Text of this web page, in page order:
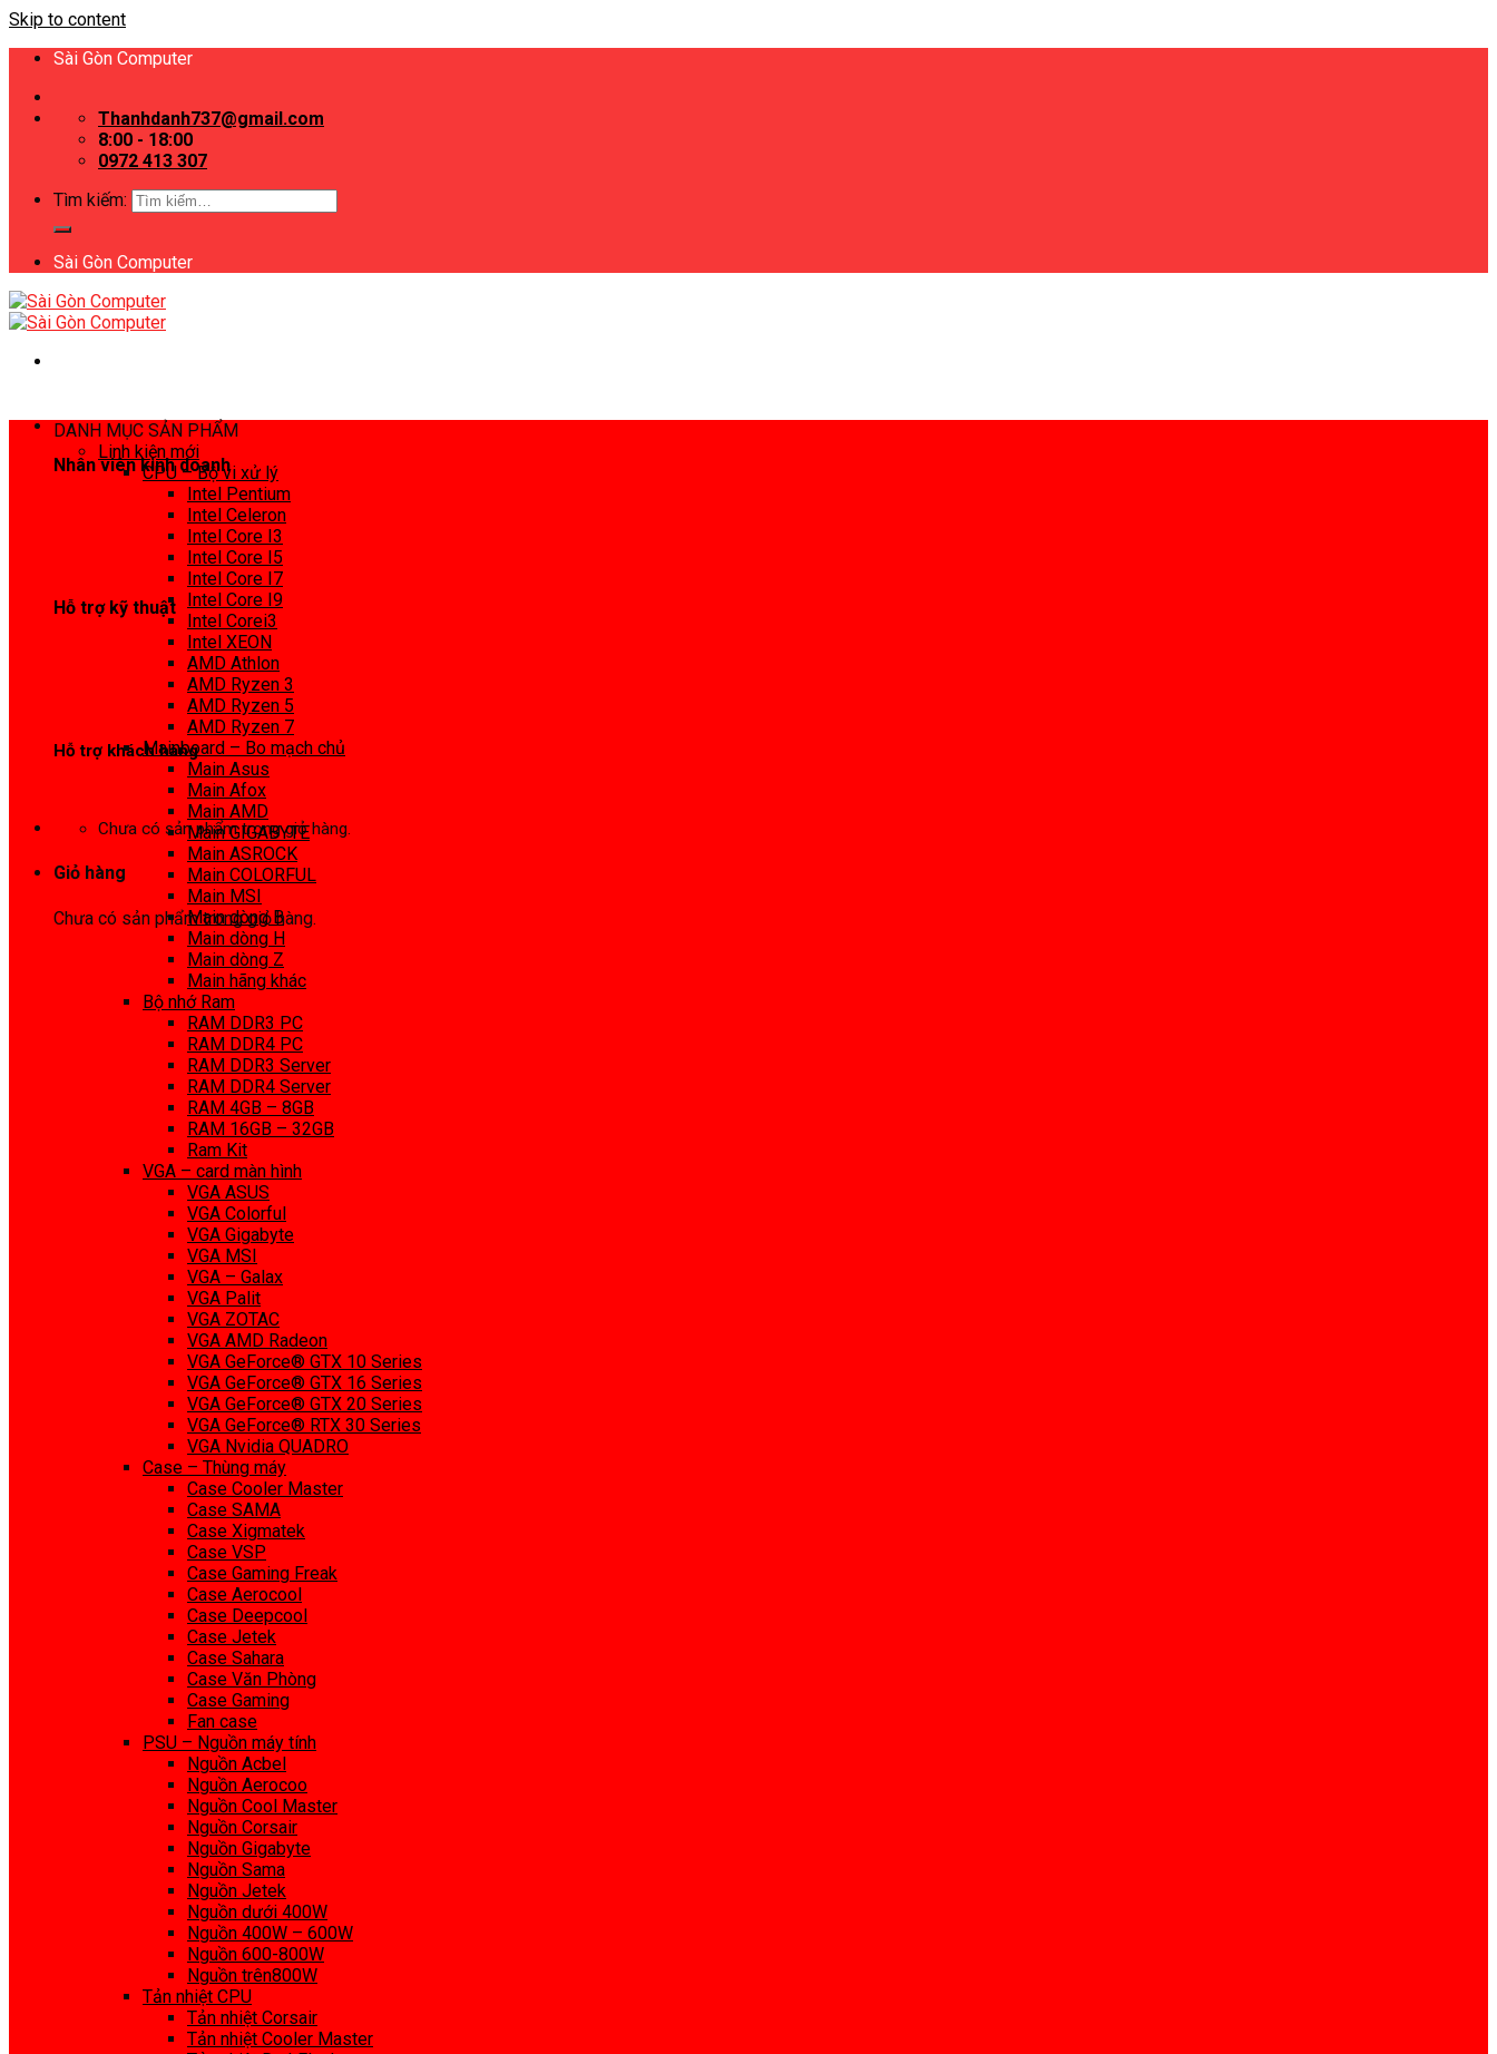
Skip to content
Sài Gòn Computer
Thanhdanh737@gmail.com
8:00 - 18:00
0972 413 307
Tìm kiếm:
Sài Gòn Computer
Nhân viên kinh doanh
Hỗ trợ kỹ thuật
Hỗ trợ khách hàng
Chưa có sản phẩm trong giỏ hàng.
Giỏ hàng
Chưa có sản phẩm trong giỏ hàng.
DANH MỤC SẢN PHẨM
Linh kiện mới
CPU – Bộ vi xử lý
Intel Pentium
Intel Celeron
Intel Core I3
Intel Core I5
Intel Core I7
Intel Core I9
Intel Corei3
Intel XEON
AMD Athlon
AMD Ryzen 3
AMD Ryzen 5
AMD Ryzen 7
Mainboard – Bo mạch chủ
Main Asus
Main Afox
Main AMD
Main GIGABYTE
Main ASROCK
Main COLORFUL
Main MSI
Main dòng B
Main dòng H
Main dòng Z
Main hãng khác
Bộ nhớ Ram
RAM DDR3 PC
RAM DDR4 PC
RAM DDR3 Server
RAM DDR4 Server
RAM 4GB – 8GB
RAM 16GB – 32GB
Ram Kit
VGA – card màn hình
VGA ASUS
VGA Colorful
VGA Gigabyte
VGA MSI
VGA – Galax
VGA Palit
VGA ZOTAC
VGA AMD Radeon
VGA GeForce® GTX 10 Series
VGA GeForce® GTX 16 Series
VGA GeForce® GTX 20 Series
VGA GeForce® RTX 30 Series
VGA Nvidia QUADRO
Case – Thùng máy
Case Cooler Master
Case SAMA
Case Xigmatek
Case VSP
Case Gaming Freak
Case Aerocool
Case Deepcool
Case Jetek
Case Sahara
Case Văn Phòng
Case Gaming
Fan case
PSU – Nguồn máy tính
Nguồn Acbel
Nguồn Aerocoo
Nguồn Cool Master
Nguồn Corsair
Nguồn Gigabyte
Nguồn Sama
Nguồn Jetek
Nguồn dưới 400W
Nguồn 400W – 600W
Nguồn 600-800W
Nguồn trên800W
Tản nhiệt CPU
Tản nhiệt Corsair
Tản nhiệt Cooler Master